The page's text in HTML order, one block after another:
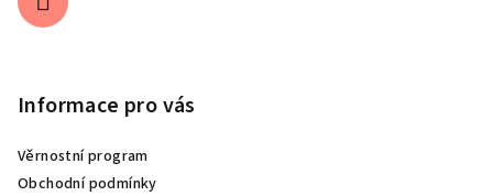
Informace pro vás
Věrnostní program
Obchodní podmínky